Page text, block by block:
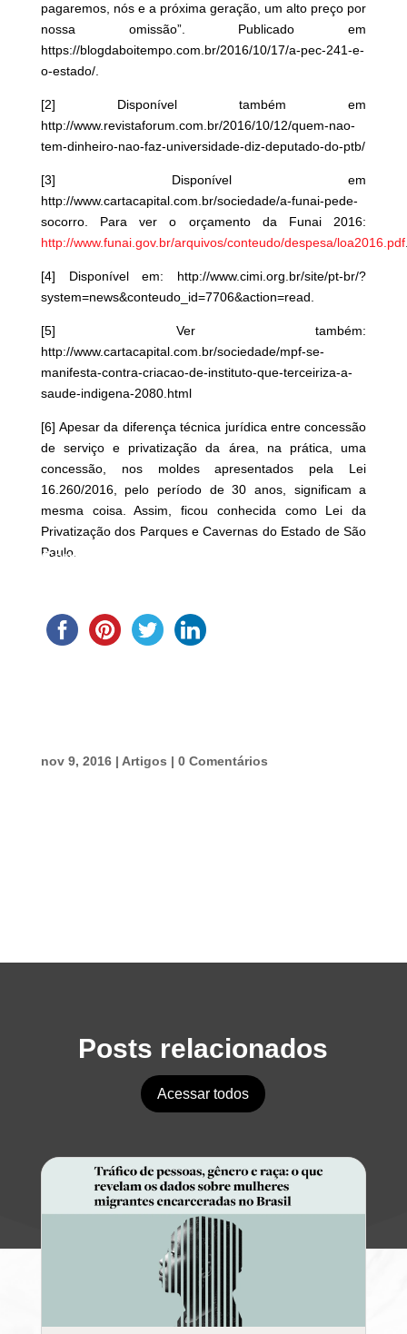
pagaremos, nós e a próxima geração, um alto preço por
nossa omissão”. Publicado em
https://blogdaboitempo.com.br/2016/10/17/a-pec-241-e-
o-estado/.
[2] Disponível também em
http://www.revistaforum.com.br/2016/10/12/quem-nao-
tem-dinheiro-nao-faz-universidade-diz-deputado-do-ptb/
[3] Disponível em
http://www.cartacapital.com.br/sociedade/a-funai-pede-
socorro. Para ver o orçamento da Funai 2016:
http://www.funai.gov.br/arquivos/conteudo/despesa/loa2016.pdf
[4] Disponível em: http://www.cimi.org.br/site/pt-br/?
system=news&conteudo_id=7706&action=read.
[5] Ver também:
http://www.cartacapital.com.br/sociedade/mpf-se-
manifesta-contra-criacao-de-instituto-que-terceiriza-a-
saude-indigena-2080.html
[6]Apesar da diferença técnica jurídica entre concessão
de serviço e privatização da área, na prática, uma
concessão, nos moldes apresentados pela Lei
16.260/2016, pelo período de 30 anos, significam a
mesma coisa. Assim, ficou conhecida como Lei da
Privatização dos Parques e Cavernas do Estado de São
Paulo.
Compartilhe
nov 9, 2016| Artigos | 0 Comentários
Posts relacionados
Acessar todos